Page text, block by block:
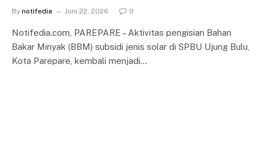
By notifedia Juni 22, 2026 0
Notifedia.com, PAREPARE – Aktivitas pengisian Bahan
Bakar Minyak (BBM) subsidi jenis solar di SPBU Ujung Bulu,
Kota Parepare, kembali menjadi…